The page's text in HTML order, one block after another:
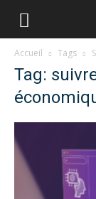
Accueil Tags
Tag: